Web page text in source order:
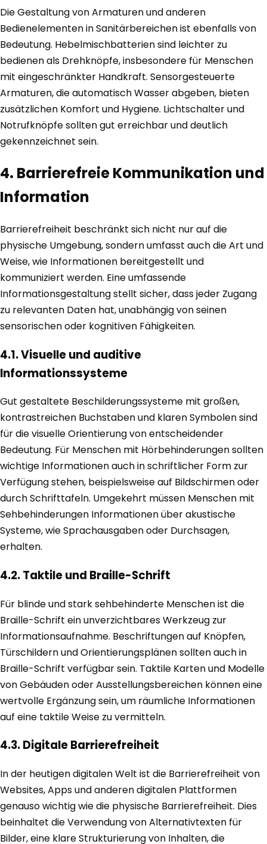
Die Gestaltung von Armaturen und anderen
Bedienelementen in Sanitärbereichen ist ebenfalls von
Bedeutung. Hebelmischbatterien sind leichter zu
bedienen als Drehknöpfe, insbesondere für Menschen
mit eingeschränkter Handkraft. Sensorgesteuerte
Armaturen, die automatisch Wasser abgeben, bieten
zusätzlichen Komfort und Hygiene. Lichtschalter und
Notrufknöpfe sollten gut erreichbar und deutlich
gekennzeichnet sein.
4. Barrierefreie Kommunikation und
Information
Barrierefreiheit beschränkt sich nicht nur auf die
physische Umgebung, sondern umfasst auch die Art und
Weise, wie Informationen bereitgestellt und
kommuniziert werden. Eine umfassende
Informationsgestaltung stellt sicher, dass jeder Zugang
zu relevanten Daten hat, unabhängig von seinen
sensorischen oder kognitiven Fähigkeiten.
4.1. Visuelle und auditive
Informationssysteme
Gut gestaltete Beschilderungssysteme mit großen,
kontrastreichen Buchstaben und klaren Symbolen sind
für die visuelle Orientierung von entscheidender
Bedeutung. Für Menschen mit Hörbehinderungen sollten
wichtige Informationen auch in schriftlicher Form zur
Verfügung stehen, beispielsweise auf Bildschirmen oder
durch Schrifttafeln. Umgekehrt müssen Menschen mit
Sehbehinderungen Informationen über akustische
Systeme, wie Sprachausgaben oder Durchsagen,
erhalten.
4.2. Taktile und Braille-Schrift
Für blinde und stark sehbehinderte Menschen ist die
Braille-Schrift ein unverzichtbares Werkzeug zur
Informationsaufnahme. Beschriftungen auf Knöpfen,
Türschildern und Orientierungsplänen sollten auch in
Braille-Schrift verfügbar sein. Taktile Karten und Modelle
von Gebäuden oder Ausstellungsbereichen können eine
wertvolle Ergänzung sein, um räumliche Informationen
auf eine taktile Weise zu vermitteln.
4.3. Digitale Barrierefreiheit
In der heutigen digitalen Welt ist die Barrierefreiheit von
Websites, Apps und anderen digitalen Plattformen
genauso wichtig wie die physische Barrierefreiheit. Dies
beinhaltet die Verwendung von Alternativtexten für
Bilder, eine klare Strukturierung von Inhalten, die